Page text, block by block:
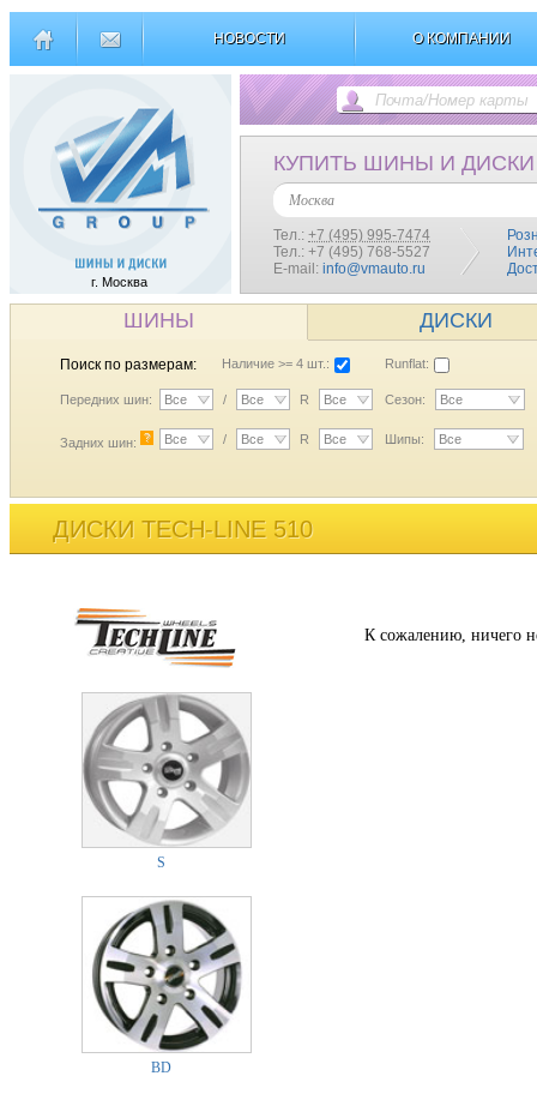
НОВОСТИ О КОМПАНИИ
г. Москва
КУПИТЬ ШИНЫ И ДИСКИ
Москва
Тел.: +7 (495) 995-7474
Тел.: +7 (495) 768-5527
E-mail: info@vmauto.ru
ШИНЫ ДИСКИ
Поиск по размерам: Наличие >= 4 шт.: Runflat:
Передних шин: Все / Все R Все Сезон: Все
Задних шин: ? Все / Все R Все Шипы: Все
ДИСКИ TECH-LINE 510
S
BD
К сожалению, ничего